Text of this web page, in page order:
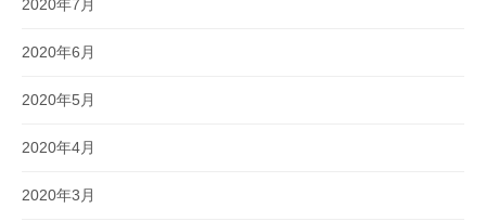
2020年7月
2020年6月
2020年5月
2020年4月
2020年3月